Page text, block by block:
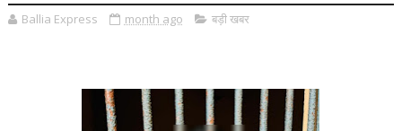
Ballia Express month ago बड़ी खबर